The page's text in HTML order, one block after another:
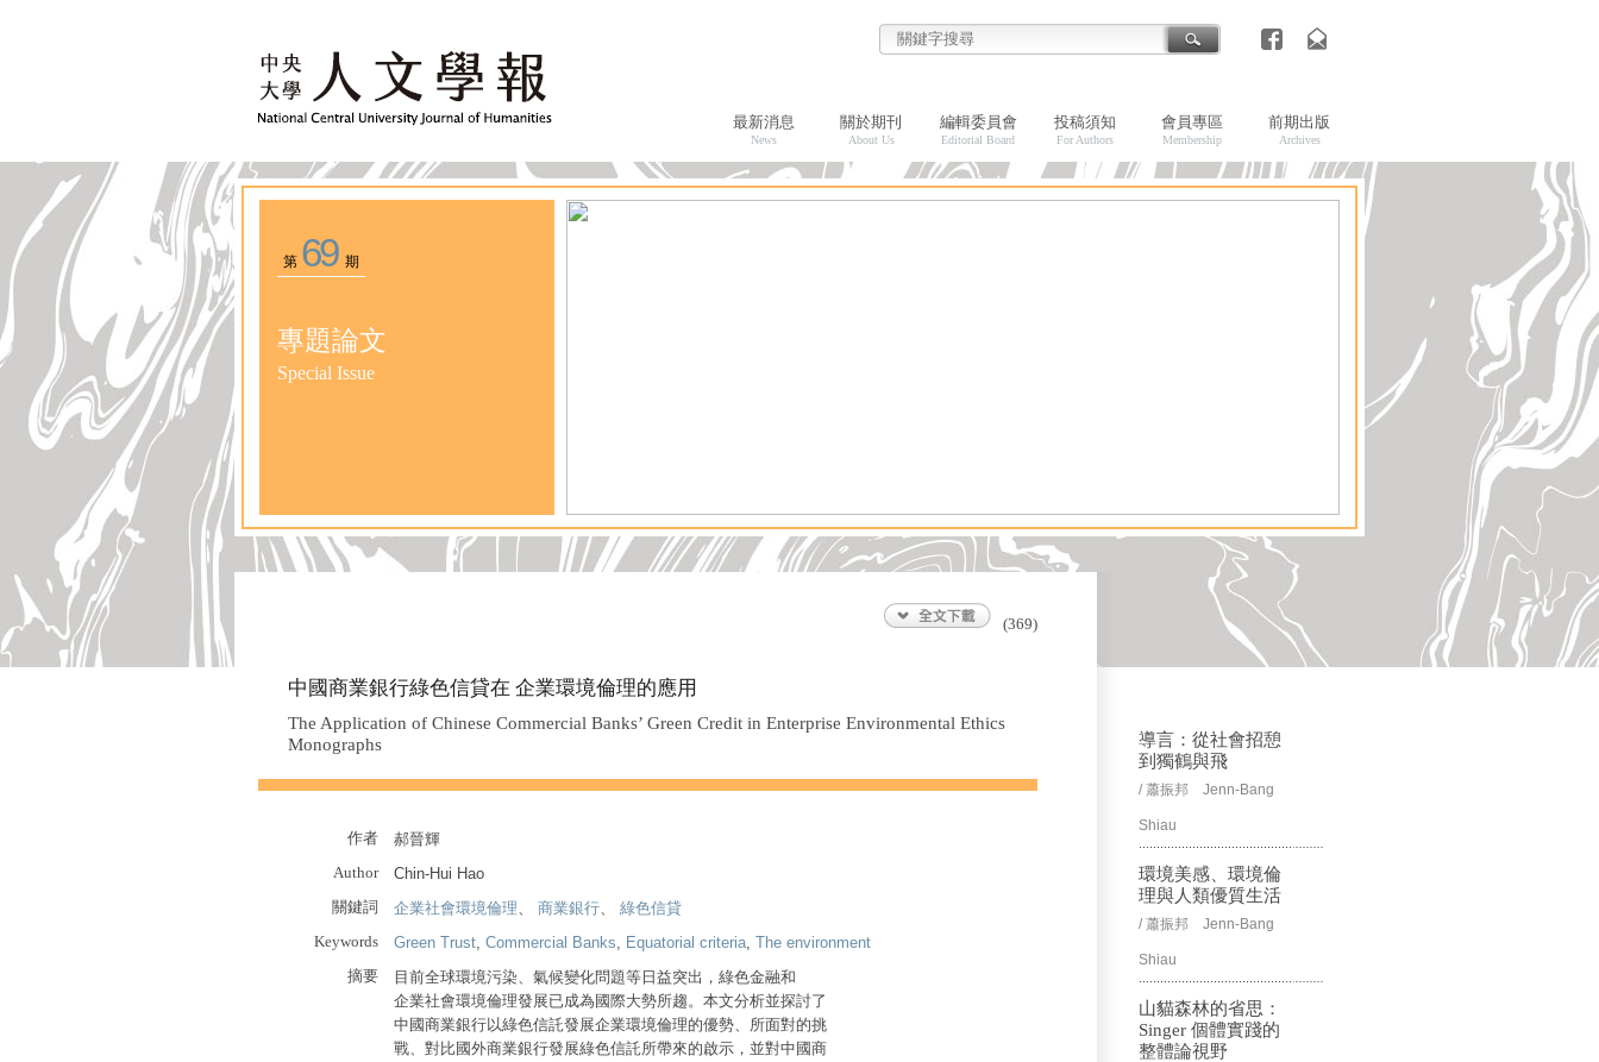
最新消息
News
關於期刊
About Us
編輯委員會
Editorial Board
投稿須知
For Authors
會員專區
Membership
前期出版
Archives
第 69期
專題論文
Special Issue
(369)
中國商業銀行綠色信貸在 企業環境倫理的應用
The Application of Chinese Commercial Banks’ Green Credit in Enterprise Environmental Ethics
Monographs
作者
郝晉輝
Author
Chin-Hui Hao
關鍵詞
企業社會環境倫理、 商業銀行、 綠色信貸
Keywords
Green Trust, Commercial Banks, Equatorial criteria, The environment
摘要
目前全球環境污染、氣候變化問題等日益突出，綠色金融和
企業社會環境倫理發展已成為國際大勢所趨。本文分析並探討了
中國商業銀行以綠色信託發展企業環境倫理的優勢、所面對的挑
戰、對比國外商業銀行發展綠色信託所帶來的啟示，並對中國商
導言：從社會招憩
到獨鶴與飛
/ 蕭振邦 Jenn-Bang
Shiau
環境美感、環境倫
理與人類優質生活
/ 蕭振邦 Jenn-Bang
Shiau
山貓森林的省思：
Singer 個體實踐的
整體論視野